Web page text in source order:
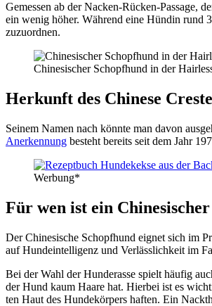
Gemes­sen ab der Nacken-Rücken-Pas­sa­ge,
ein wenig höher. Wäh­rend eine Hün­din rund
zuzu­ord­nen.
Chi­ne­si­scher Schopf­hund in der
Her­kunft des Chi­ne­se
Sei­nem Namen nach könn­te man davon
Aner­ken­nung besteht bereits seit dem Jahr
Wer­bung*
Für wen ist ein
Der Chi­ne­si­sche Schopf­hund eig­net sich im
auf Hun­de­in­tel­li­genz und Ver­läss­lich­keit im
Bei der Wahl der Hun­de­ras­se spielt häu­fig
der Hund kaum Haa­re hat. Hier­bei ist es
ten Haut des Hun­de­kör­pers haf­ten. Ein